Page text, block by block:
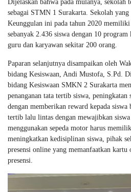
Dijelaskan bahwa pada mulanya, sekolah
sebagai STMN 1 Surakarta. Sekolah
Keunggulan ini pada tahun 2020
sebanyak 2.436 siswa dengan 10
guru dan karyawan sekitar 200 orang.
Paparan selanjutnya disampaikan oleh
bidang Kesiswaan, Andi Mustofa, S.Pd.
bidang Kesiswaan SMKN 2 Surakarta
penanganan tata tertib siswa, peningkatan
dengan memberikan reward kepada siswa
tertib lalu lintas dengan mewajibkan
menggunakan sepeda motor harus
meningkatkan kedisiplinan siswa, pihak
presensi online yang memanfaatkan kartu
presensi.